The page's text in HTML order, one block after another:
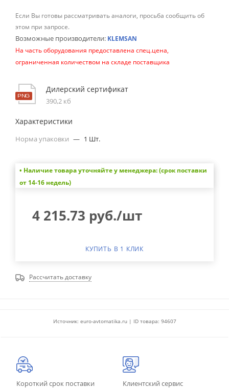
Если Вы готовы рассматривать аналоги, просьба сообщить об
этом при запросе.
Возможные производители: KLEMSAN
На часть оборудования предоставлена спец.цена,
ограниченная количеством на складе поставщика
Дилерский сертификат
390,2 кб
Характеристики
Норма упаковки — 1 Шт.
• Наличие товара уточняйте у менеджера: (срок поставки
от 14-16 недель)
4 215.73 руб./шт
КУПИТЬ В 1 КЛИК
Рассчитать доставку
Источник: euro-avtomatika.ru | ID товара: 94607
Короткий срок поставки Клиентский сервис